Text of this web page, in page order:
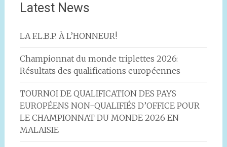
Latest News
LA F.L.B.P. À L’HONNEUR!
Championnat du monde triplettes 2026:
Résultats des qualifications européennes
TOURNOI DE QUALIFICATION DES PAYS
EUROPÉENS NON-QUALIFIÉS D’OFFICE POUR
LE CHAMPIONNAT DU MONDE 2026 EN
MALAISIE